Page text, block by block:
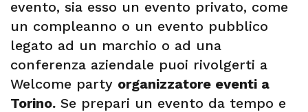
evento, sia esso un evento privato, come
un compleanno o un evento pubblico
legato ad un marchio o ad una
conferenza aziendale puoi rivolgerti a
Welcome party organizzatore eventi a
Torino. Se prepari un evento da tempo e